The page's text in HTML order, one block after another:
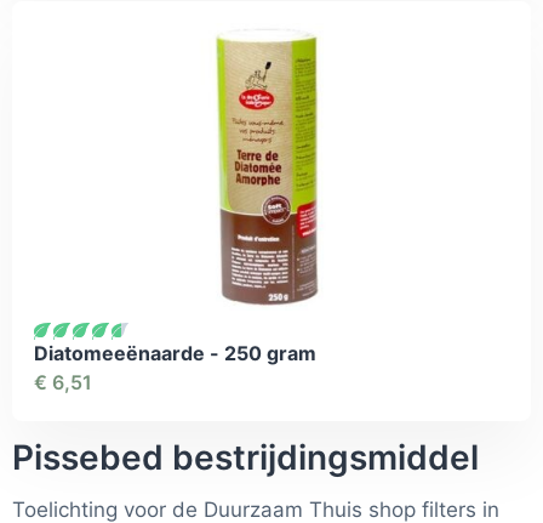
Diatomeeënaarde - 250 gram
€ 6,51
Pissebed bestrijdingsmiddel
Toelichting voor de Duurzaam Thuis shop filters in